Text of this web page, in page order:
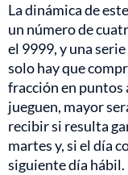
La dinámica de
un número de
el 9999, y una
solo hay que
fracción en puntos
jueguen, mayor
recibir si resulta
martes y, si el día
siguiente día hábil.